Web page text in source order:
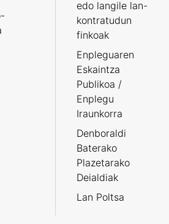
edo langile lan-
kontratudun
finkoak
Enpleguaren
Eskaintza
Publikoa /
Enplegu
Iraunkorra
Denboraldi
Baterako
Plazetarako
Deialdiak
Lan Poltsa